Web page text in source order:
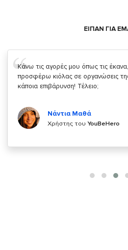
ΕΙΠΑΝ ΓΙΑ
Σας ευχαριστώ που μας δίνετε την
κάτι!
Χρήστης τουYouBeHero